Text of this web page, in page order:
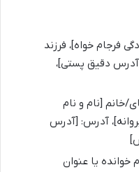
فرجام خواه]، فرزند
دقیق پستی]،
خانم [نام و نام
آدرس: [آدرس
خوانده یا عنوان